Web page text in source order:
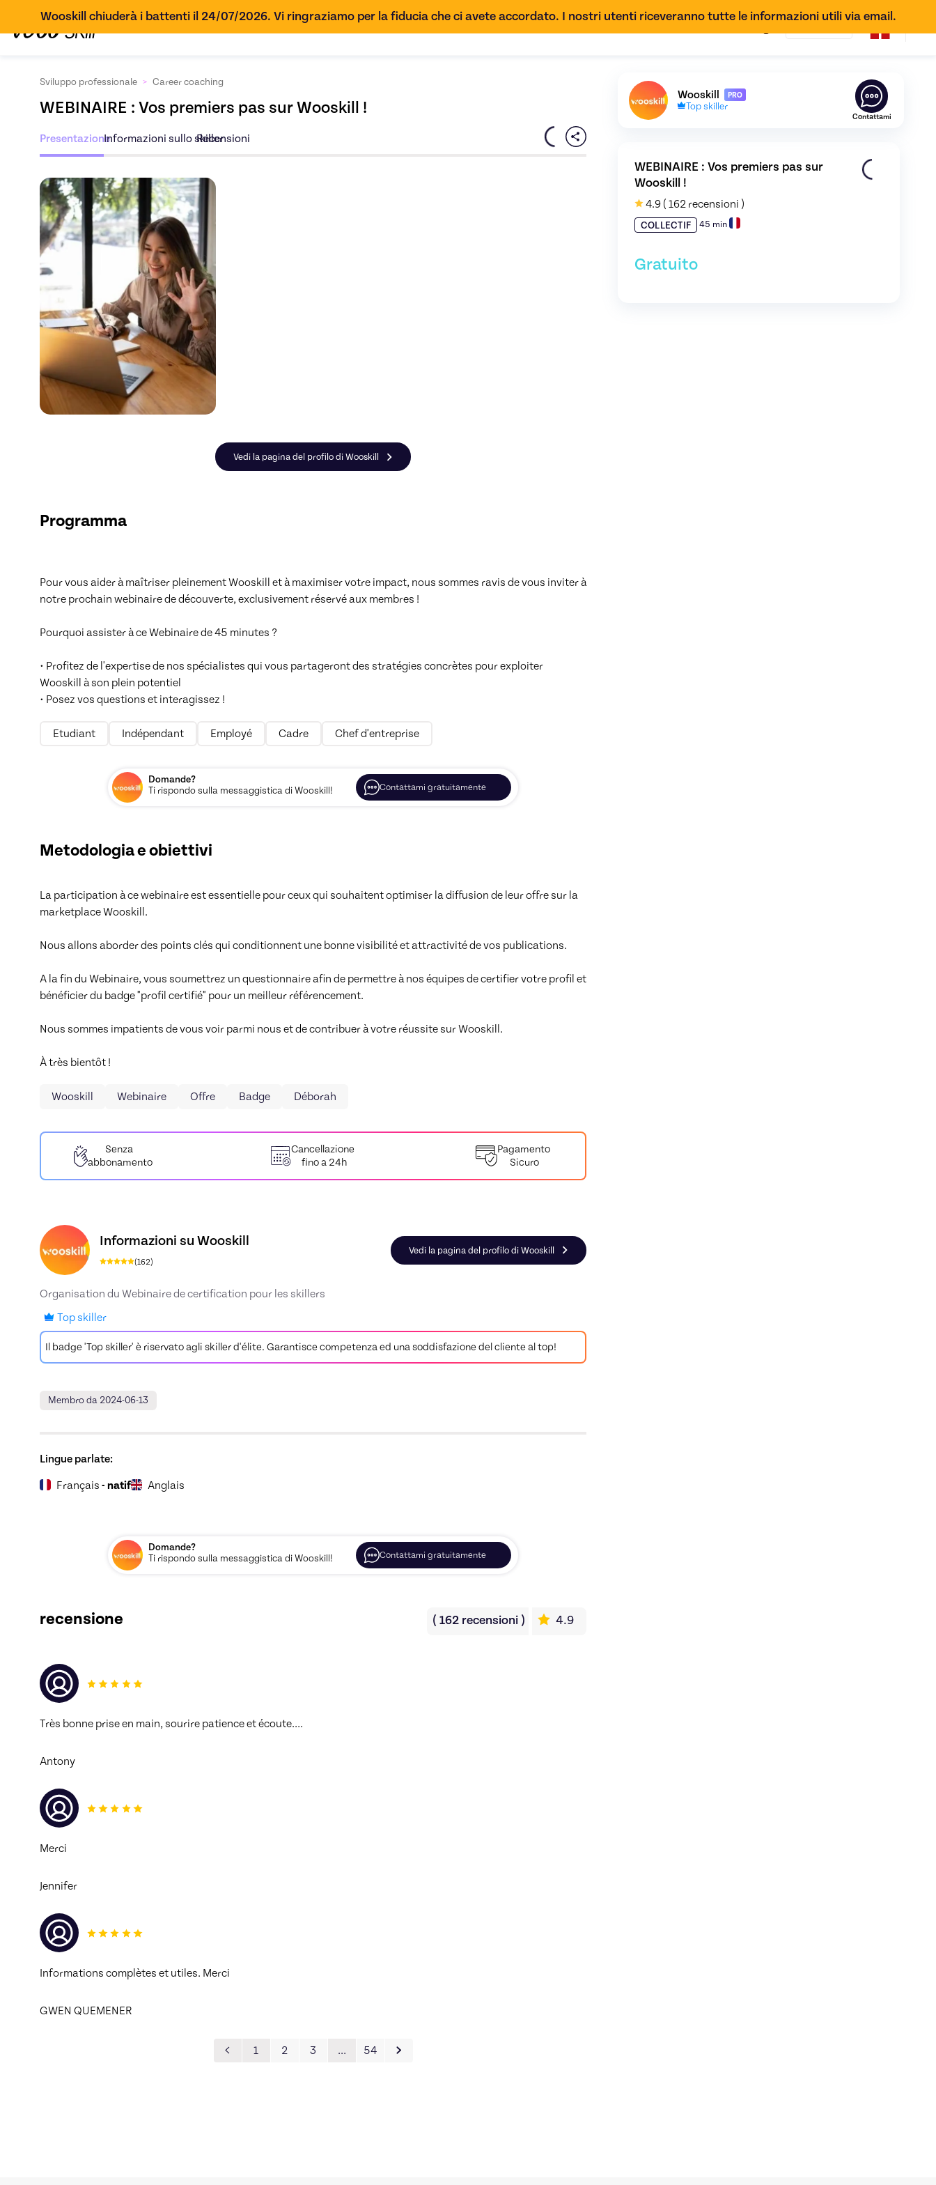
Wooskill chiuderà i battenti il 24/07/2026. Vi ringraziamo per la fiducia che ci avete accordato. I nostri utenti riceveranno tutte le informazioni utili via email.
Sviluppo professionale > Career coaching
WEBINAIRE : Vos premiers pas sur Wooskill !
PresentazioneInformazioni sullo skillerRecensioni
Scopri l'offerta
Vedi la pagina del profilo di Wooskill
Programma
Pour vous aider à maîtriser pleinement Wooskill et à maximiser votre impact, nous sommes ravis de vous inviter à
notre prochain webinaire de découverte, exclusivement réservé aux membres !
Pourquoi assister à ce Webinaire de 45 minutes ?
• Profitez de l'expertise de nos spécialistes qui vous partageront des stratégies concrètes pour exploiter
Wooskill à son plein potentiel
• Posez vos questions et interagissez !
Etudiant Indépendant Employé Cadre Chef d'entreprise
Domande?
Ti rispondo sulla messaggistica di Wooskill!
Contattami gratuitamente
Metodologia e obiettivi
La participation à ce webinaire est essentielle pour ceux qui souhaitent optimiser la diffusion de leur offre sur la
marketplace Wooskill.
Nous allons aborder des points clés qui conditionnent une bonne visibilité et attractivité de vos publications.
A la fin du Webinaire, vous soumettrez un questionnaire afin de permettre à nos équipes de certifier votre profil et
bénéficier du badge "profil certifié" pour un meilleur référencement.
Nous sommes impatients de vous voir parmi nous et de contribuer à votre réussite sur Wooskill.
À très bientôt !
Wooskill Webinaire Offre Badge Déborah
Senza
abbonamento
Cancellazione
fino a 24h
Pagamento
Sicuro
Informazioni su Wooskill
(162)
Vedi la pagina del profilo di Wooskill
Organisation du Webinaire de certification pour les skillers
Top skiller
Il badge 'Top skiller' è riservato agli skiller d'élite. Garantisce competenza ed una soddisfazione del cliente al top!
Membro da 2024-06-13
Lingue parlate:
Français - natif Anglais
Domande?
Ti rispondo sulla messaggistica di Wooskill!
Contattami gratuitamente
recensione ( 162 recensioni) 4.9
Très bonne prise en main, sourire patience et écoute….
Antony
Merci
Jennifer
Informations complètes et utiles. Merci
GWEN QUEMENER
1 2 3 … 54
Scopri il profilo di Coaching de
Wooskill PRO
Top skiller
Contattami
WEBINAIRE : Vos premiers pas sur
Wooskill !
4.9 ( 162 recensioni )
COLLECTIF 45 min
Gratuito